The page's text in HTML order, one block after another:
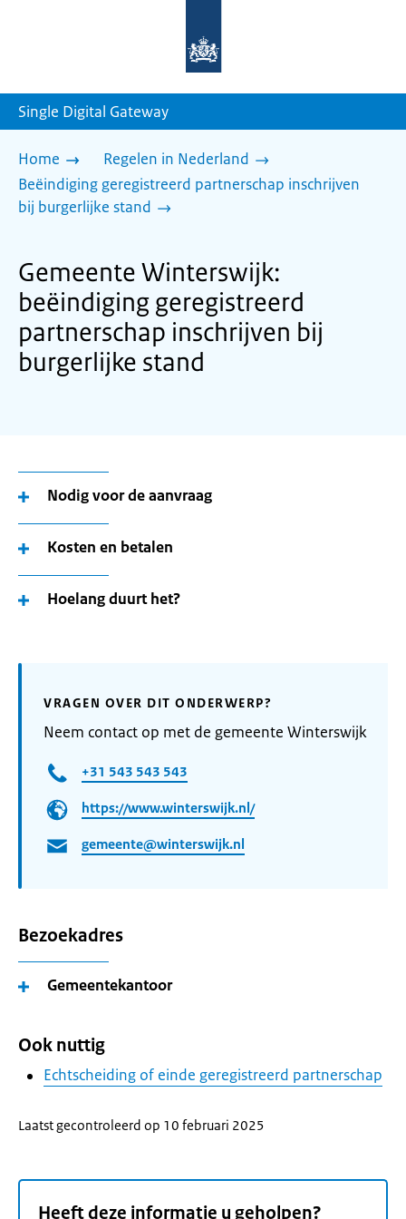
homepage
Single Digital Gateway
Home
Regelen in Nederland
Beëindiging geregistreerd partnerschap inschrijven
bij burgerlijke stand
Gemeente Winterswijk:
beëindiging geregistreerd
partnerschap inschrijven bij
burgerlijke stand
Nodig voor de aanvraag
Kosten en betalen
Hoelang duurt het?
VRAGEN OVER DIT ONDERWERP?
Neem contact op met de gemeente Winterswijk
+31 543 543 543
https://www.winterswijk.nl/
gemeente@winterswijk.nl
Bezoekadres
Gemeentekantoor
Ook nuttig
Echtscheiding of einde geregistreerd partnerschap
Laatst gecontroleerd op 10 februari 2025
Heeft deze informatie u geholpen?